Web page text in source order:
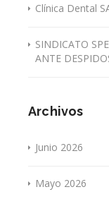
Clínica Dental
SINDICATO
ANTE
Archivos
Junio 2026
Mayo 2026